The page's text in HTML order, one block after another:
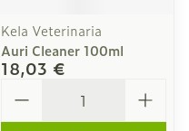
Kela Veterinaria
Auri Cleaner 100ml
18,03 €